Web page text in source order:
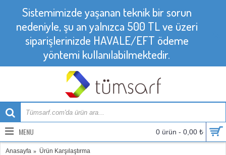
Sistemimizde yaşanan teknik bir sorun
nedeniyle, şu an yalnızca 500 TL ve üzeri
siparişlerinizde HAVALE/EFT ödeme
yöntemi kullanılabilmektedir.
0 ürün - 0,00 ₺
MENU
Anasayfa Ürün Karşılaştırma